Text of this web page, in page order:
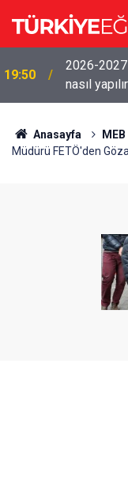
19:50
2026-
nasıl
Anasayfa
Müdürü FETÖ'den